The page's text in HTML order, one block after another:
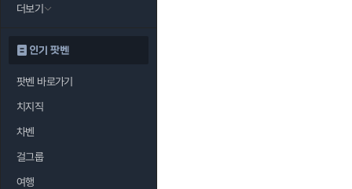
더보기
인기 팟벤
팟벤 바로가기
치지직
차벤
걸그룹
여행